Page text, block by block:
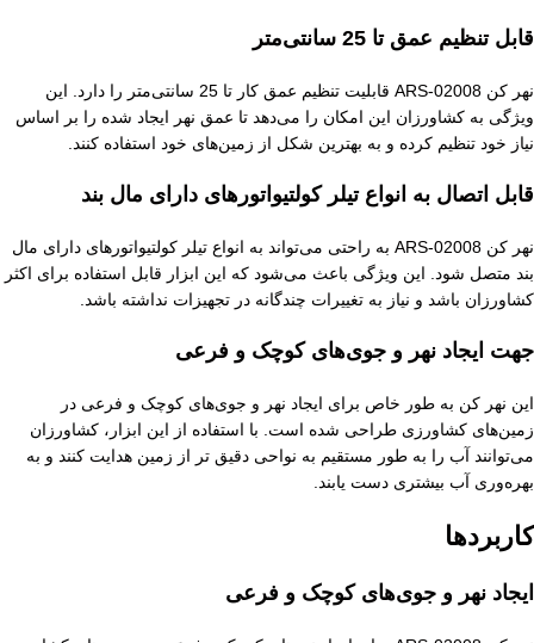
قابل تنظیم عمق تا 25 سانتی‌متر
نهر کن ARS-02008 قابلیت تنظیم عمق کار تا 25 سانتی‌متر را دارد. این
ویژگی به کشاورزان این امکان را می‌دهد تا عمق نهر ایجاد شده را بر اساس
نیاز خود تنظیم کرده و به بهترین شکل از زمین‌های خود استفاده کنند.
قابل اتصال به انواع تیلر کولتیواتورهای دارای مال بند
نهر کن ARS-02008 به راحتی می‌تواند به انواع تیلر کولتیواتورهای دارای مال
بند متصل شود. این ویژگی باعث می‌شود که این ابزار قابل استفاده برای اکثر
کشاورزان باشد و نیاز به تغییرات چندگانه در تجهیزات نداشته باشد.
جهت ایجاد نهر و جوی‌های کوچک و فرعی
این نهر کن به طور خاص برای ایجاد نهر و جوی‌های کوچک و فرعی در
زمین‌های کشاورزی طراحی شده است. با استفاده از این ابزار، کشاورزان
می‌توانند آب را به طور مستقیم به نواحی دقیق تر از زمین هدایت کنند و به
بهره‌وری آب بیشتری دست یابند.
کاربردها
ایجاد نهر و جوی‌های کوچک و فرعی